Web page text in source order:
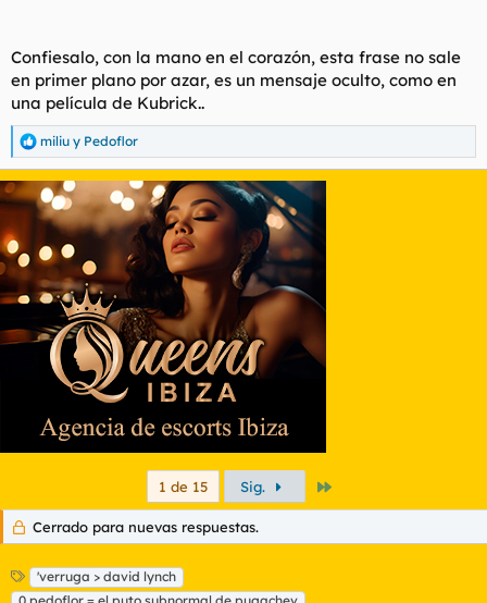
Confiesalo, con la mano en el corazón, esta frase no sale
en primer plano por azar, es un mensaje oculto, como en
una película de Kubrick..
R
e
a
c
o
n
s
miliu y Pedoflor
1 de 15 Sig.
Cerrado para nuevas respuestas.
E
t
'verruga > david lynch